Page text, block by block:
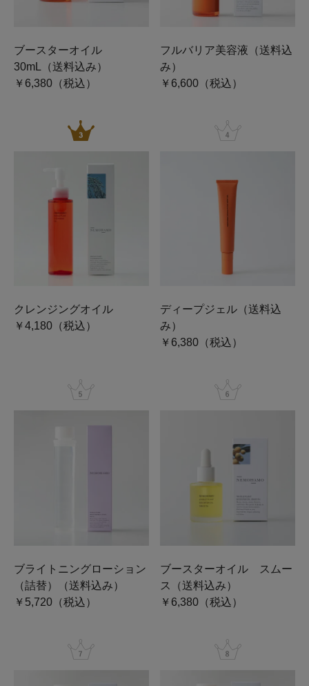
ブースターオイル
30mL（送料込み）
￥6,380（税込）
フルバリア美容液（送料込
み）
￥6,600（税込）
クレンジングオイル
￥4,180（税込）
ディープジェル（送料込
み）
￥6,380（税込）
ブライトニングローション
（詰替）（送料込み）
￥5,720（税込）
ブースターオイル スムー
ス（送料込み）
￥6,380（税込）